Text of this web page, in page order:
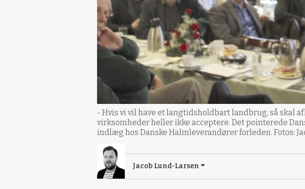
- Hvis vi vil have et langtidsholdbart landbrug, så skal
virksomheder heller ikke acceptere. Det pointerede
indlæg hos Danske Halmleverandører forleden. Fotos:
Jacob Lund-Larsen